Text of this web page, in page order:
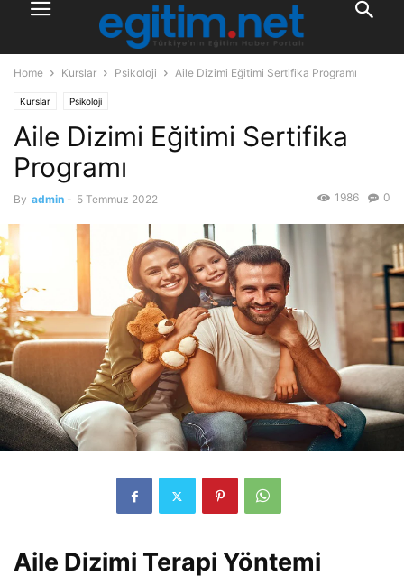
Home Kurslar Psikoloji Aile Dizimi Eğitimi Sertifika Programı
Kurslar Psikoloji
Aile Dizimi Eğitimi Sertifika
Programı
By admin - 5 Temmuz 2022 0
1986
Aile Dizimi Terapi Yöntemi